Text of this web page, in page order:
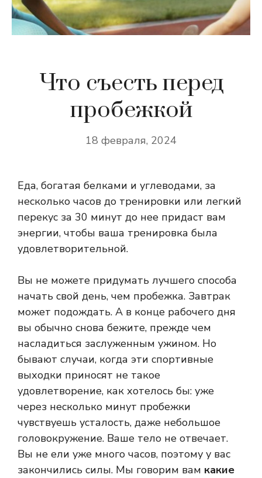
Что съесть перед
пробежкой
18 февраля, 2024
Еда, богатая белками и углеводами, за
несколько часов до тренировки или легкий
перекус за 30 минут до нее придаст вам
энергии, чтобы ваша тренировка была
удовлетворительной.
Вы не можете придумать лучшего способа
начать свой день, чем пробежка. Завтрак
может подождать. А в конце рабочего дня
вы обычно снова бежите, прежде чем
насладиться заслуженным ужином. Но
бывают случаи, когда эти спортивные
выходки приносят не такое
удовлетворение, как хотелось бы: уже
через несколько минут пробежки
чувствуешь усталость, даже небольшое
головокружение. Ваше тело не отвечает.
Вы не ели уже много часов, поэтому у вас
закончились силы. Мы говорим вам какие